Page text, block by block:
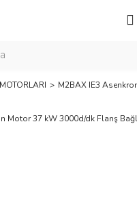
M2BAX IE3